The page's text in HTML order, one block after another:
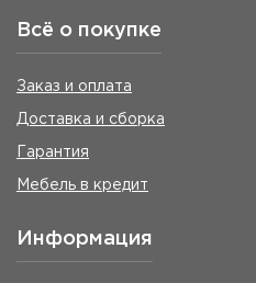
Всё о покупке
Заказ и оплата
Доставка и сборка
Гарантия
Мебель в кредит
Информация